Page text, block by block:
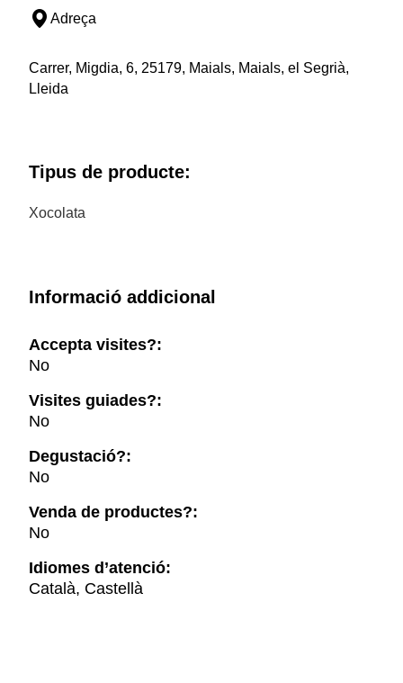
Adreça
Carrer, Migdia, 6, 25179, Maials, Maials, el Segrià,
Lleida
Tipus de producte:
Xocolata
Informació addicional
Accepta visites?:
No
Visites guiades?:
No
Degustació?:
No
Venda de productes?:
No
Idiomes d’atenció:
Català, Castellà